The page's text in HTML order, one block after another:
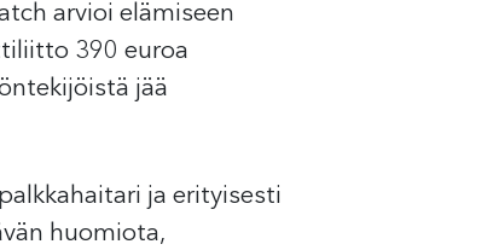
arvioi elämiseen
390 euroa
jää
ja erityisesti
huomiota,